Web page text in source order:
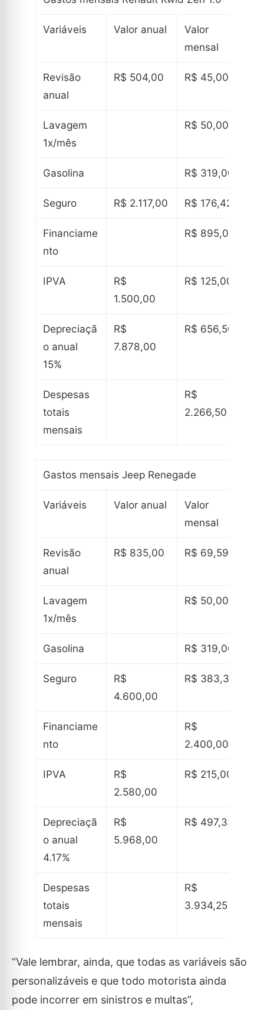
Variáveis Valor anual
Valor
mensal
Revisão
anual
R$ 504,00 R$ 45,00
Lavagem
1x/mês
R$ 50,00
Gasolina R$ 319,00
Seguro R$ 2.117,00 R$ 176,42
Financiame
nto
R$ 895,00
IPVA
R$
1.500,00
R$ 125,00
Depreciaçã
o anual
15%
R$
7.878,00
R$ 656,50
Despesas
totais
mensais
R$
2.266,50
Gastos mensais Jeep Renegade
Variáveis Valor anual
Valor
mensal
Revisão
anual
R$ 835,00 R$ 69,59
Lavagem
1x/mês
R$ 50,00
Gasolina R$ 319,00
Seguro
R$
4.600,00
R$ 383,33
Financiame
nto
R$
2.400,00
IPVA
R$
2.580,00
R$ 215,00
Depreciaçã
o anual
4.17%
R$
5.968,00
R$ 497,33
Despesas
totais
mensais
R$
3.934,25
“Vale lembrar, ainda, que todas as variáveis são
personalizáveis e que todo motorista ainda
pode incorrer em sinistros e multas”,